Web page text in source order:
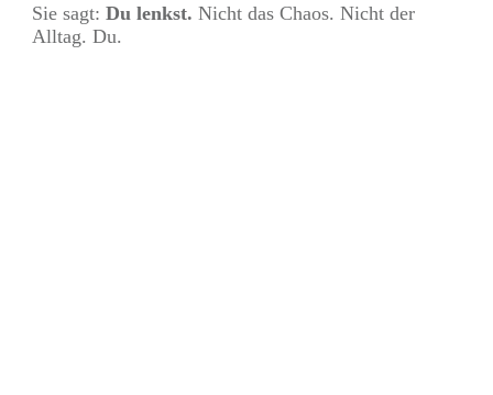
Sie sagt: Du lenkst. Nicht das Chaos. Nicht der
Alltag. Du.